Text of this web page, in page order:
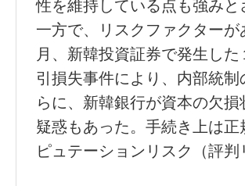
性を維持している点も強みと
一方で、リスクファクター
月、新韓投資証券で発生し
引損失事件により、内部統
らに、新韓銀行が資本の欠
疑惑もあった。手続き上は
ピュテーションリスク（評